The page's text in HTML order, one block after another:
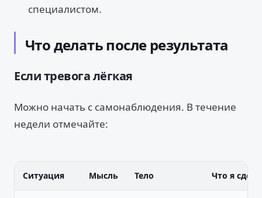
специалистом.
Что делать после результата
Если тревога лёгкая
Можно начать с самонаблюдения. В течение
недели отмечайте:
Ситуация Мысль Тело Что я